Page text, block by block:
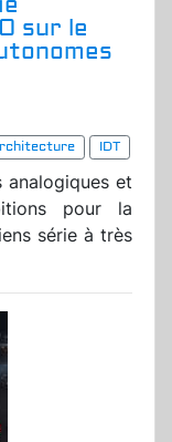
sur le
IDT
analogiques et
pour la
série à très